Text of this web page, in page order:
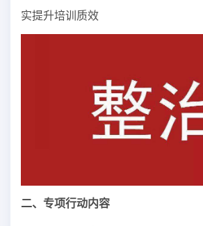
实提升培训质效
二、专项行动内容